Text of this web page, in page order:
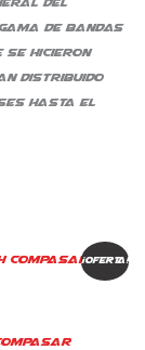
de bandas
hicieron
distribuido
hasta el
¡Oferta!
El